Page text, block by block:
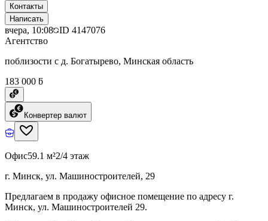
Контакты
Написать
вчера, 10:08 ID 4147076
Агентство
поблизости с д. Богатырево, Минская область
183 000 ƃ
Конвертер валют
Офис59.1 м²2/4 этаж
г. Минск, ул. Машиностроителей, 29
Предлагаем в продажу офисное помещение по адресу г.
Минск, ул. Машиностроителей 29.